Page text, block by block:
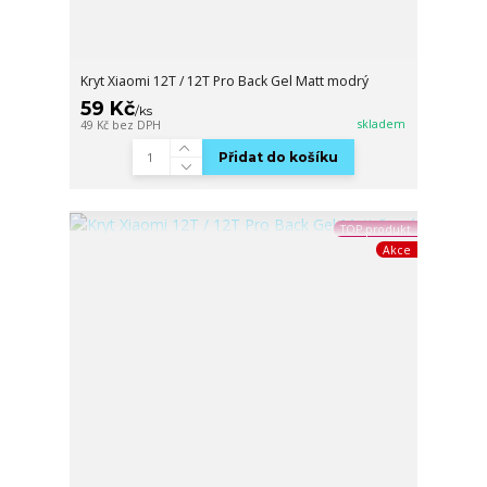
Kryt Xiaomi 12T / 12T Pro Back Gel Matt modrý
59 Kč/ks
49 Kč bez DPH skladem
Přidat do košíku
TOP produkt
Akce